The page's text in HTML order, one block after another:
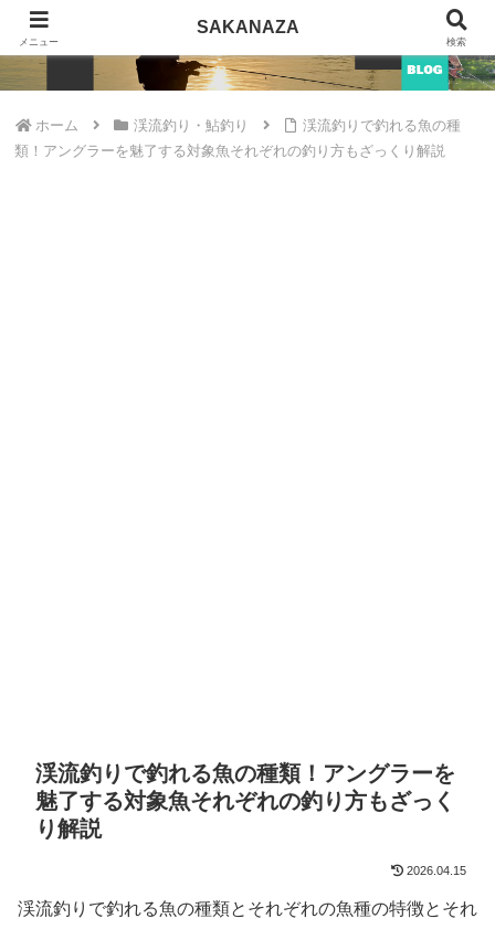
SAKANAZA
ホーム 渓流釣り・鮎釣り
渓流釣りで釣れる魚の種
類！アングラーを魅了する対象魚それぞれの釣り方もざっくり解説
渓流釣りで釣れる魚の種類！アングラーを
魅了する対象魚それぞれの釣り方もざっく
り解説
2026.04.15
渓流釣りで釣れる魚の種類とそれぞれの魚種の特徴とそれ
メニュー
SAKANAZA
検索